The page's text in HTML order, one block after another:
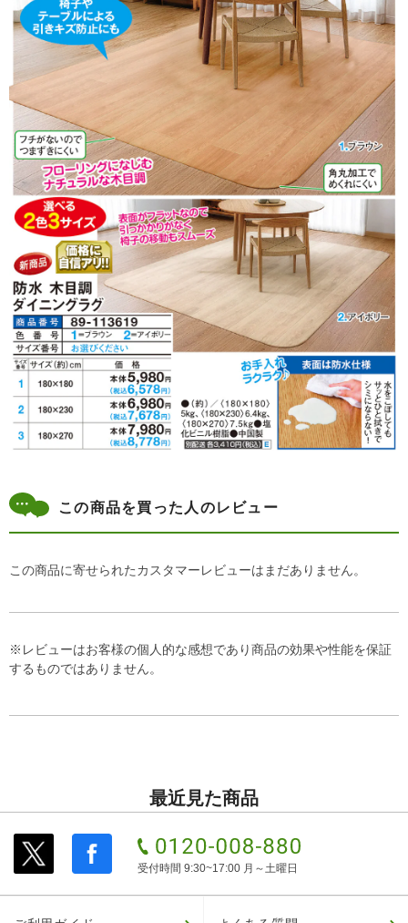
この商品を買った人のレビュー
この商品に寄せられたカスタマーレビューはまだありません。
※レビューはお客様の個人的な感想であり商品の効果や性能を保証
するものではありません。
最近見た商品
受付時間 9:30~17:00 月～土曜日